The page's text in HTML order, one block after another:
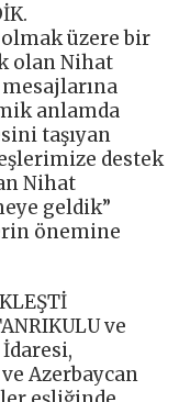
üzere bir
olan Nihat
anlamda
taşıyan
destek
Nihat
geldik”
önemine
ve
Azerbaycan